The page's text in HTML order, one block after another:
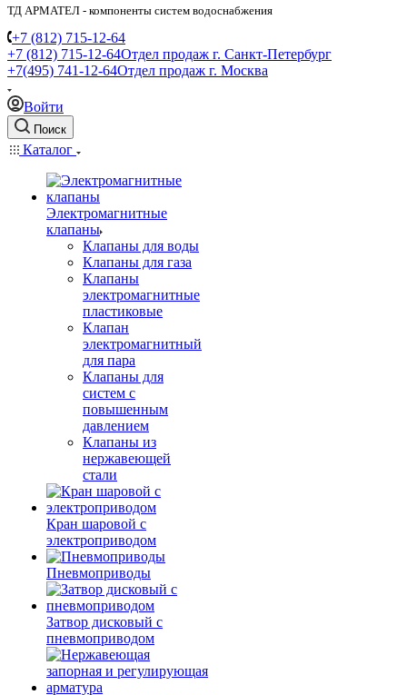
ТД АРМАТЕЛ - компоненты систем водоснабжения
+7 (812) 715-12-64
+7 (812) 715-12-64Отдел продаж г. Санкт-Петербург
+7(495) 741-12-64Отдел продаж г. Москва
Войти
Поиск
Каталог
Электромагнитные
клапаны
Клапаны для воды
Клапаны для газа
Клапаны
электромагнитные
пластиковые
Клапан
электромагнитный
для пара
Клапаны для
систем с
повышенным
давлением
Клапаны из
нержавеющей
стали
Кран шаровой с
электроприводом
Пневмоприводы
Затвор дисковый с
пневмоприводом